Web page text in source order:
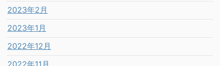
2023年2月
2023年1月
2022年12月